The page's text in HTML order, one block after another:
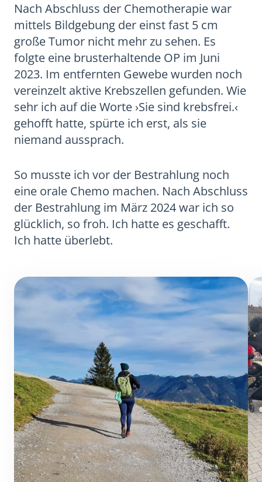
Nach Abschluss der Chemotherapie war
mittels Bildgebung der einst fast 5 cm
große Tumor nicht mehr zu sehen. Es
folgte eine brusterhaltende OP im Juni
2023. Im entfernten Gewebe wurden noch
vereinzelt aktive Krebszellen gefunden. Wie
sehr ich auf die Worte ›Sie sind krebsfrei.‹
gehofft hatte, spürte ich erst, als sie
niemand aussprach.
So musste ich vor der Bestrahlung noch
eine orale Chemo machen. Nach Abschluss
der Bestrahlung im März 2024 war ich so
glücklich, so froh. Ich hatte es geschafft.
Ich hatte überlebt.